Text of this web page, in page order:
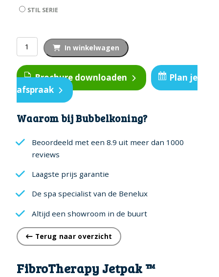
STIL SERIE
FibroTherapy
Jetpak
™
aantal
In winkelwagen
Brochure downloaden
Plan je
afspraak
Waarom bij Bubbelkoning?
Beoordeeld met een 8.9 uit meer dan 1000
reviews
Laagste prijs garantie
De spa specialist van de Benelux
Altijd een showroom in de buurt
Terug naar overzicht
FibroTherapy Jetpak ™